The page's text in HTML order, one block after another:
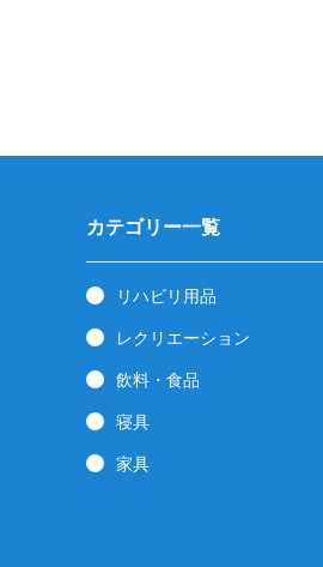
カテゴリー一覧
リハビリ用品
レクリエーション
飲料・食品
寝具
家具